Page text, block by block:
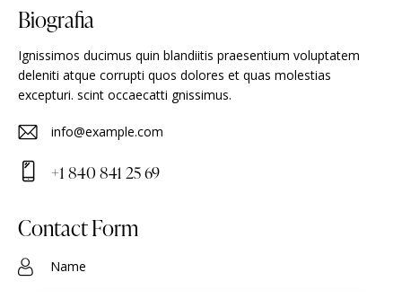
Biografia
Ignissimos ducimus quin blandiitis praesentium voluptatem
deleniti atque corrupti quos dolores et quas molestias
excepturi. scint occaecatti gnissimus.
E-
m
:
info@example.com
on
+1 840 841 25 69
Contact Form